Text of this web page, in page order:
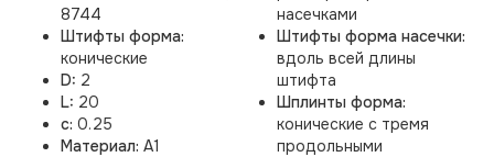
8744
Штифты форма:
конические
D: 2
L: 20
c: 0.25
Материал: A1
насечками
Штифты форма насечки:
вдоль всей длины
штифта
Шплинты форма:
конические с тремя
продольными